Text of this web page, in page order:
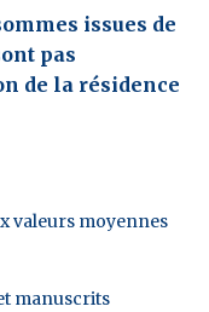
issues de
pas
de la résidence
valeurs moyennes
manuscrits